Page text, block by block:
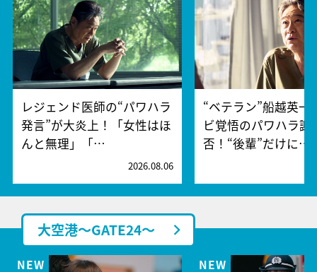
レジェンド医師の“パワハラ
発言”が大炎上！「女性はほ
んと無理」「…
2026.08.06
“ベテラン”船越英一
ビ覚悟のパワハラ謝
否！“後輩”だけに…
大空港～GATE24～